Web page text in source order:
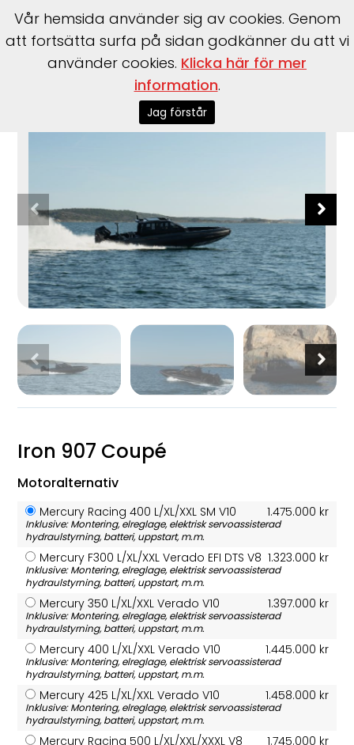
Båtmärken>Iron>907 Coupé
Iron 907 Coupé
Motoralternativ
Mercury Racing 400 L/XL/XXL SM V10 1.475.000 kr
Inklusive: Montering, elreglage, elektrisk servoassisterad
hydraulstyrning, batteri, uppstart, m.m.
Mercury F300 L/XL/XXL Verado EFI DTS V8 1.323.000 kr
Inklusive: Montering, elreglage, elektrisk servoassisterad
hydraulstyrning, batteri, uppstart, m.m.
Mercury 350 L/XL/XXL Verado V10 1.397.000 kr
Inklusive: Montering, elreglage, elektrisk servoassisterad
hydraulstyrning, batteri, uppstart, m.m.
Mercury 400 L/XL/XXL Verado V10 1.445.000 kr
Inklusive: Montering, elreglage, elektrisk servoassisterad
hydraulstyrning, batteri, uppstart, m.m.
Mercury 425 L/XL/XXL Verado V10 1.458.000 kr
Inklusive: Montering, elreglage, elektrisk servoassisterad
hydraulstyrning, batteri, uppstart, m.m.
Mercury Racing 500 L/XL/XXL/XXXL V8 1.745.000 kr
Vår hemsida använder sig av cookies. Genom
att fortsätta surfa på sidan godkänner du att vi
använder cookies. Klicka här för mer
information.
Jag förstår